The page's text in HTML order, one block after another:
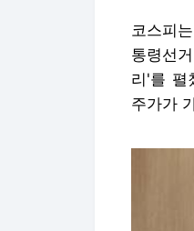
코스피
통령선
리'를 펼
주가가